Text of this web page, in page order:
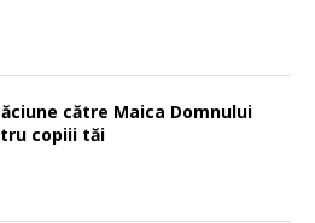
către Maica Domnului
copiii tăi